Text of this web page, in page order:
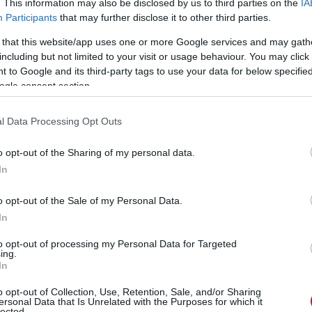
This information may also be disclosed by us to third parties on the
Participants that may further disclose it to other third parties.
that this website/app uses one or more Google services and may
but not limited to your visit or usage behaviour. You may
to Google and its third-party tags to use your data for below
consent section.
Data Processing Opt Outs
opt-out of the Sharing of my personal data.
opt-out of the Sale of my Personal Data.
opt-out of processing my Personal Data for Targeted
opt-out of Collection, Use, Retention, Sale, and/or Sharing
Data that Is Unrelated with the Purposes for which it
Domenicali szerint
Stefano Domenicali. Az F1 vezérigazgatója szerint
arra, hogy visszatérjen oda a száguldó cirkusz, ahol
2020-ban rendeztek utoljára nagydíjat.
elismerte, hogy hamarosan megvizsgálhatják egy
az Audi is belépett az üzletbe. Itt van a Mercedes, és
van. Most Németország azt szeretné, ha
e a versenynaptárba. Vagy – ami még fontosabb – hogy
piaca” – fogalmazott az F1 első embere.
új helyzet kezd olyan irányba haladni, amelyet én a
amely pozitív hatással lesz mind a média, mind pedig talán
lesz, de mindenképpen megvalósul. Ezt fontos szem előtt